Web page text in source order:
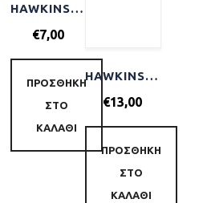
HAWKINS & BRIMBLE LUXURY SOAP BAR 100GR
€7,00
ΠΡΟΣΘΉΚΗ
ΣΤΟ
ΚΑΛΆΘΙ
HAWKINS & BRIMBLE HAIR WATER POMADE FIRM HOLD 100ML
€13,00
ΠΡΟΣΘΉΚΗ
ΣΤΟ
ΚΑΛΆΘΙ